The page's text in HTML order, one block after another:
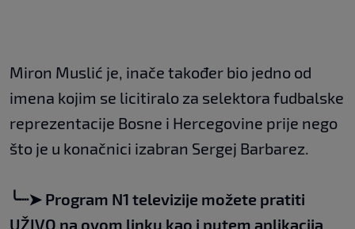
Miron Muslić je, inače također bio jedno od
imena kojim se licitiralo za selektora fudbalske
reprezentacije Bosne i Hercegovine prije nego
što je u konačnici izabran Sergej Barbarez.
╰┈➤ Program N1 televizije možete pratiti
UŽIVO na ovom linku kao i putem aplikacija